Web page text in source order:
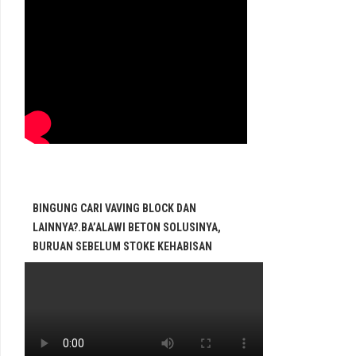
BINGUNG CARI VAVING BLOCK DAN
LAINNYA?.BA’ALAWI BETON SOLUSINYA,
BURUAN SEBELUM STOKE KEHABISAN